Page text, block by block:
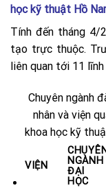
học kỹ thuật Hồ
Tính đến tháng 4/
tạo trực thuộc.
liên quan tới 11
Chuyên ngành
nhân và viện
khoa học kỹ
VIỆN
CHUYÊN
NGÀNH
ĐẠI
HỌC